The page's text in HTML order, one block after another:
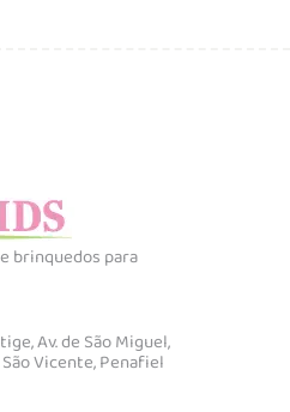
brinquedos para
Av. de São Miguel,
Vicente, Penafiel